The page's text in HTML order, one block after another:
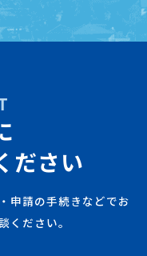
ださい
申請の手続きなどでお
ください。